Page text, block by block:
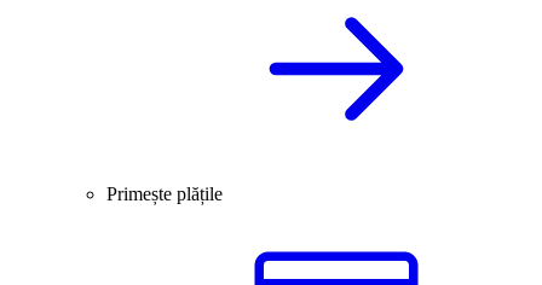
Primește plățile